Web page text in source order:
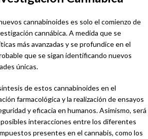
cannabinoides es solo el comienzo de
cannábica. A medida que se
más avanzadas y se profundice en el
que se sigan identificando nuevos
únicas.
de estos cannabinoides en el
farmacológica y la realización de ensayos
y eficacia en humanos. Asimismo, será
interacciones entre los diferentes
presentes en el cannabis, como los